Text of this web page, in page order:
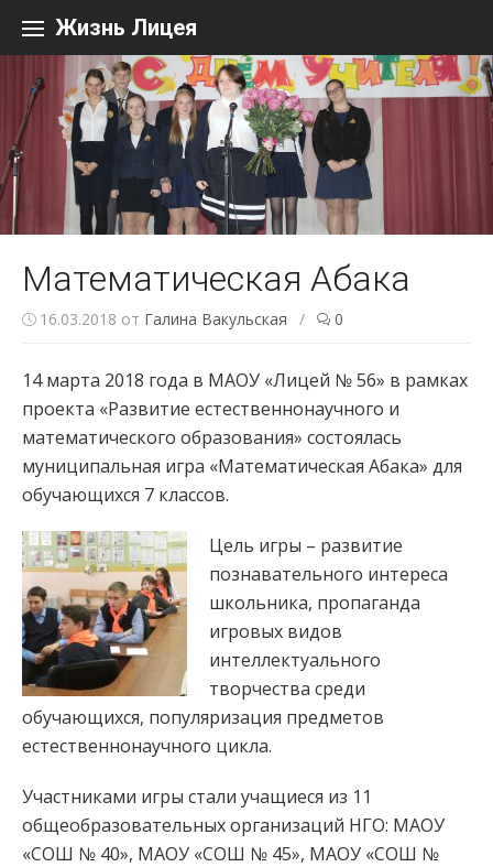
Жизнь Лицея
Математическая Абака
16.03.2018 от Галина Вакульская / 0
14 марта 2018 года в МАОУ «Лицей № 56» в рамках
проекта «Развитие естественнонаучного и
математического образования» состоялась
муниципальная игра «Математическая Абака» для
обучающихся 7 классов.
Цель игры – развитие
познавательного интереса
школьника, пропаганда
игровых видов
интеллектуального
творчества среди
обучающихся, популяризация предметов
естественнонаучного цикла.
Участниками игры стали учащиеся из 11
общеобразовательных организаций НГО: МАОУ
«СОШ № 40», МАОУ «СОШ № 45», МАОУ «СОШ №